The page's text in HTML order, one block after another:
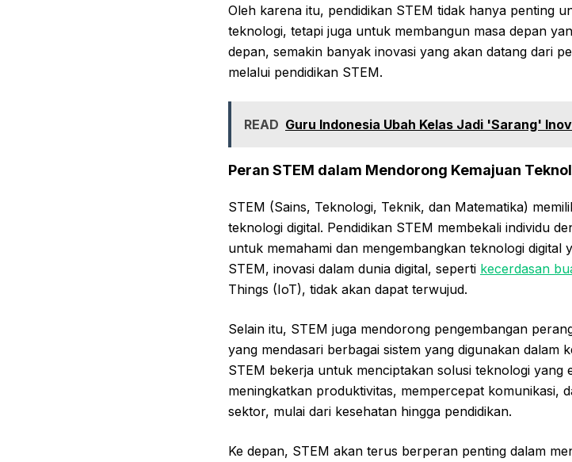
Oleh karena itu, pendidikan STEM tidak hanya penting
teknologi, tetapi juga untuk membangun masa depan
depan, semakin banyak inovasi yang akan datang dari
melalui pendidikan STEM.
READ Guru Indonesia Ubah Kelas Jadi 'Sarang'
Peran STEM dalam Mendorong Kemajuan
STEM (Sains, Teknologi, Teknik, dan Matematika)
teknologi digital. Pendidikan STEM membekali individu
untuk memahami dan mengembangkan teknologi digital
STEM, inovasi dalam dunia digital, seperti kecerdasan
Things (IoT), tidak akan dapat terwujud.
Selain itu, STEM juga mendorong pengembangan
yang mendasari berbagai sistem yang digunakan dalam
STEM bekerja untuk menciptakan solusi teknologi yang
meningkatkan produktivitas, mempercepat komunikasi,
sektor, mulai dari kesehatan hingga pendidikan.
Ke depan, STEM akan terus berperan penting dalam